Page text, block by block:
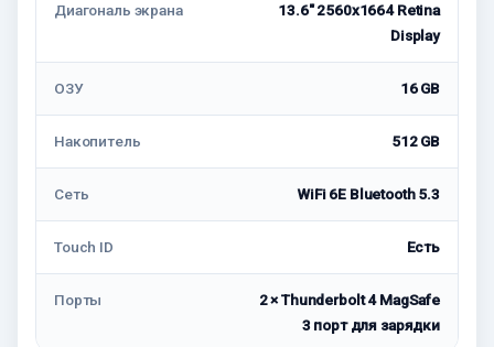
Диагональ экрана
13.6" 2560x1664 Retina
Display
ОЗУ 16 GB
Накопитель 512 GB
Сеть WiFi 6E Bluetooth 5.3
Touch ID Есть
Порты
2 × Thunderbolt 4 MagSafe
3 порт для зарядки